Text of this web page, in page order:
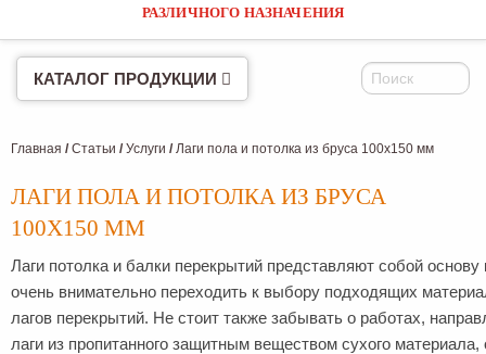
РАЗЛИЧНОГО НАЗНАЧЕНИЯ
г. Санкт-Петербург, адрес на карте
г. Москва, адрес на карте
КАТАЛОГ ПРОДУКЦИИ
Главная /Статьи /Услуги /Лаги пола и потолка из бруса 100х150 мм
ЛАГИ ПОЛА И ПОТОЛКА ИЗ БРУСА
100Х150 ММ
Лаги потолка и балки перекрытий представляют собой
очень внимательно переходить к выбору подходящих
лагов перекрытий. Не стоит также забывать о работах,
лаги из пропитанного защитным веществом сухого материала,